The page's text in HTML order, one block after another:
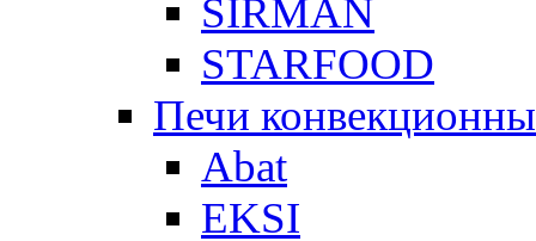
SIRMAN
STARFOOD
Печи
Abat
EKSI